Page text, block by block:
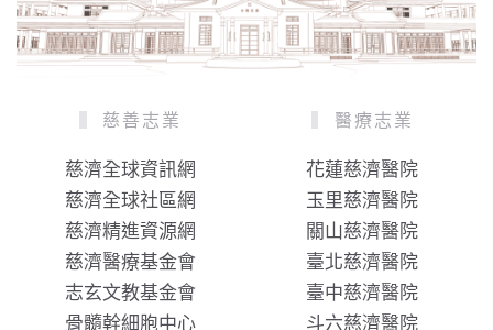
慈善志業
慈濟全球資訊網
慈濟全球社區網
慈濟精進資源網
慈濟醫療基金會
志玄文教基金會
骨髓幹細胞中心
醫療志業
花蓮慈濟醫院
玉里慈濟醫院
關山慈濟醫院
臺北慈濟醫院
臺中慈濟醫院
斗六慈濟醫院